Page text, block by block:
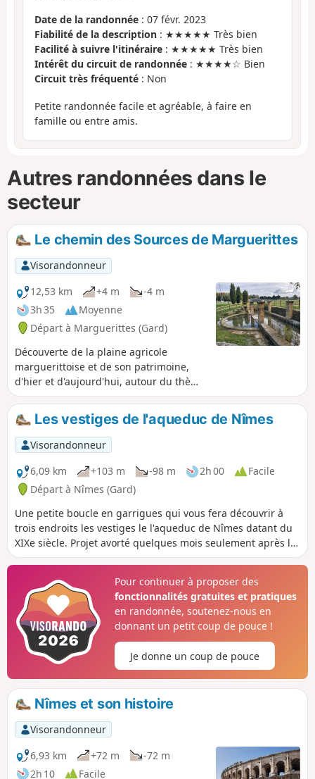
Date de la randonnée : 07 févr. 2023
Fiabilité de la description : ★★★★★ Très bien
Facilité à suivre l'itinéraire : ★★★★★ Très bien
Intérêt du circuit de randonnée : ★★★★☆ Bien
Circuit très fréquenté : Non
Petite randonnée facile et agréable, à faire en
famille ou entre amis.
Autres randonnées dans le
secteur
Le chemin des Sources de Marguerittes
Visorandonneur
12,53 km
+4 m
-4 m
3h 35
Moyenne
Départ à Marguerittes (Gard)
Découverte de la plaine agricole
marguerittoise et de son patrimoine,
d'hier et d'aujourd'hui, autour du thème
de l'eau. Une randonnée agréable à
pied ou à vélo, qui peut se découper en
deux parties : à l'Ouest la boucle péri-
urbaine et à l'Est la boucle champêtre.
Vous allez découvrir de très jolis coins
peu connus.
Les vestiges de l'aqueduc de Nîmes
Visorandonneur
6,09 km
+103 m -98 m 2h 00
Facile
Départ à Nîmes (Gard)
Une petite boucle en garrigues qui vous fera découvrir à
trois endroits les vestiges le l'aqueduc de Nîmes datant du
XIXe siècle. Projet avorté quelques mois seulement après le
début des travaux, cet aqueduc suit plus ou moins
randonnée, vous profiterez également d'un magnifique
point de vue sur la plaine , sur le Mont Ventoux et la
cheminée d'Aramon.
Pour continuer à proposer des
fonctionnalités gratuites et pratiques
en randonnée, soutenez-nous en
donnant un petit coup de pouce !
Je donne un coup de pouce
Nîmes et son histoire
Visorandonneur
6,93 km
+72 m
-72 m
2h 10
Facile